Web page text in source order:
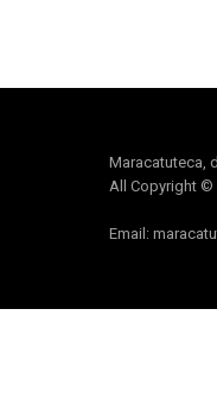
Maracatuteca,
All Copyright ©
Email: